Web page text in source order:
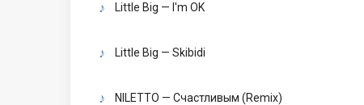
Little Big — I'm OK
Little Big — Skibidi
NILETTO — Счастливым (Remix)